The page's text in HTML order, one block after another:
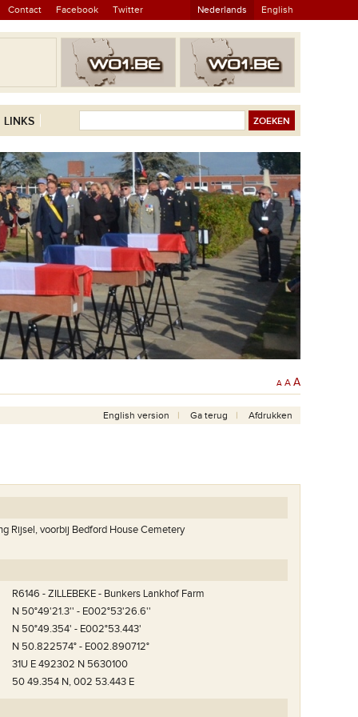
Contact Facebook Twitter Nederlands English
LINKS
A A A
English version Ga terug Afdrukken
Rijsel, voorbij Bedford House Cemetery
R6146 - ZILLEBEKE - Bunkers Lankhof Farm
N 50°49'21.3'' - E002°53'26.6''
N 50°49.354' - E002°53.443'
N 50.822574° - E002.890712°
31U E 492302 N 5630100
50 49.354 N, 002 53.443 E